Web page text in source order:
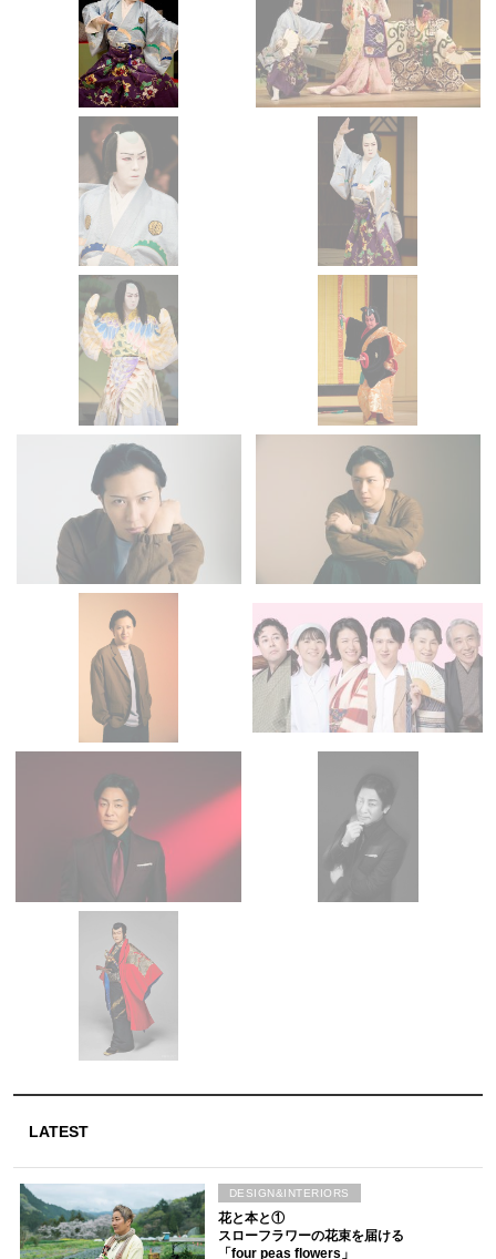
LATEST
花と本と①
スローフラワーの花束を届ける
「four peas flowers」
DESIGN&INTERIORS